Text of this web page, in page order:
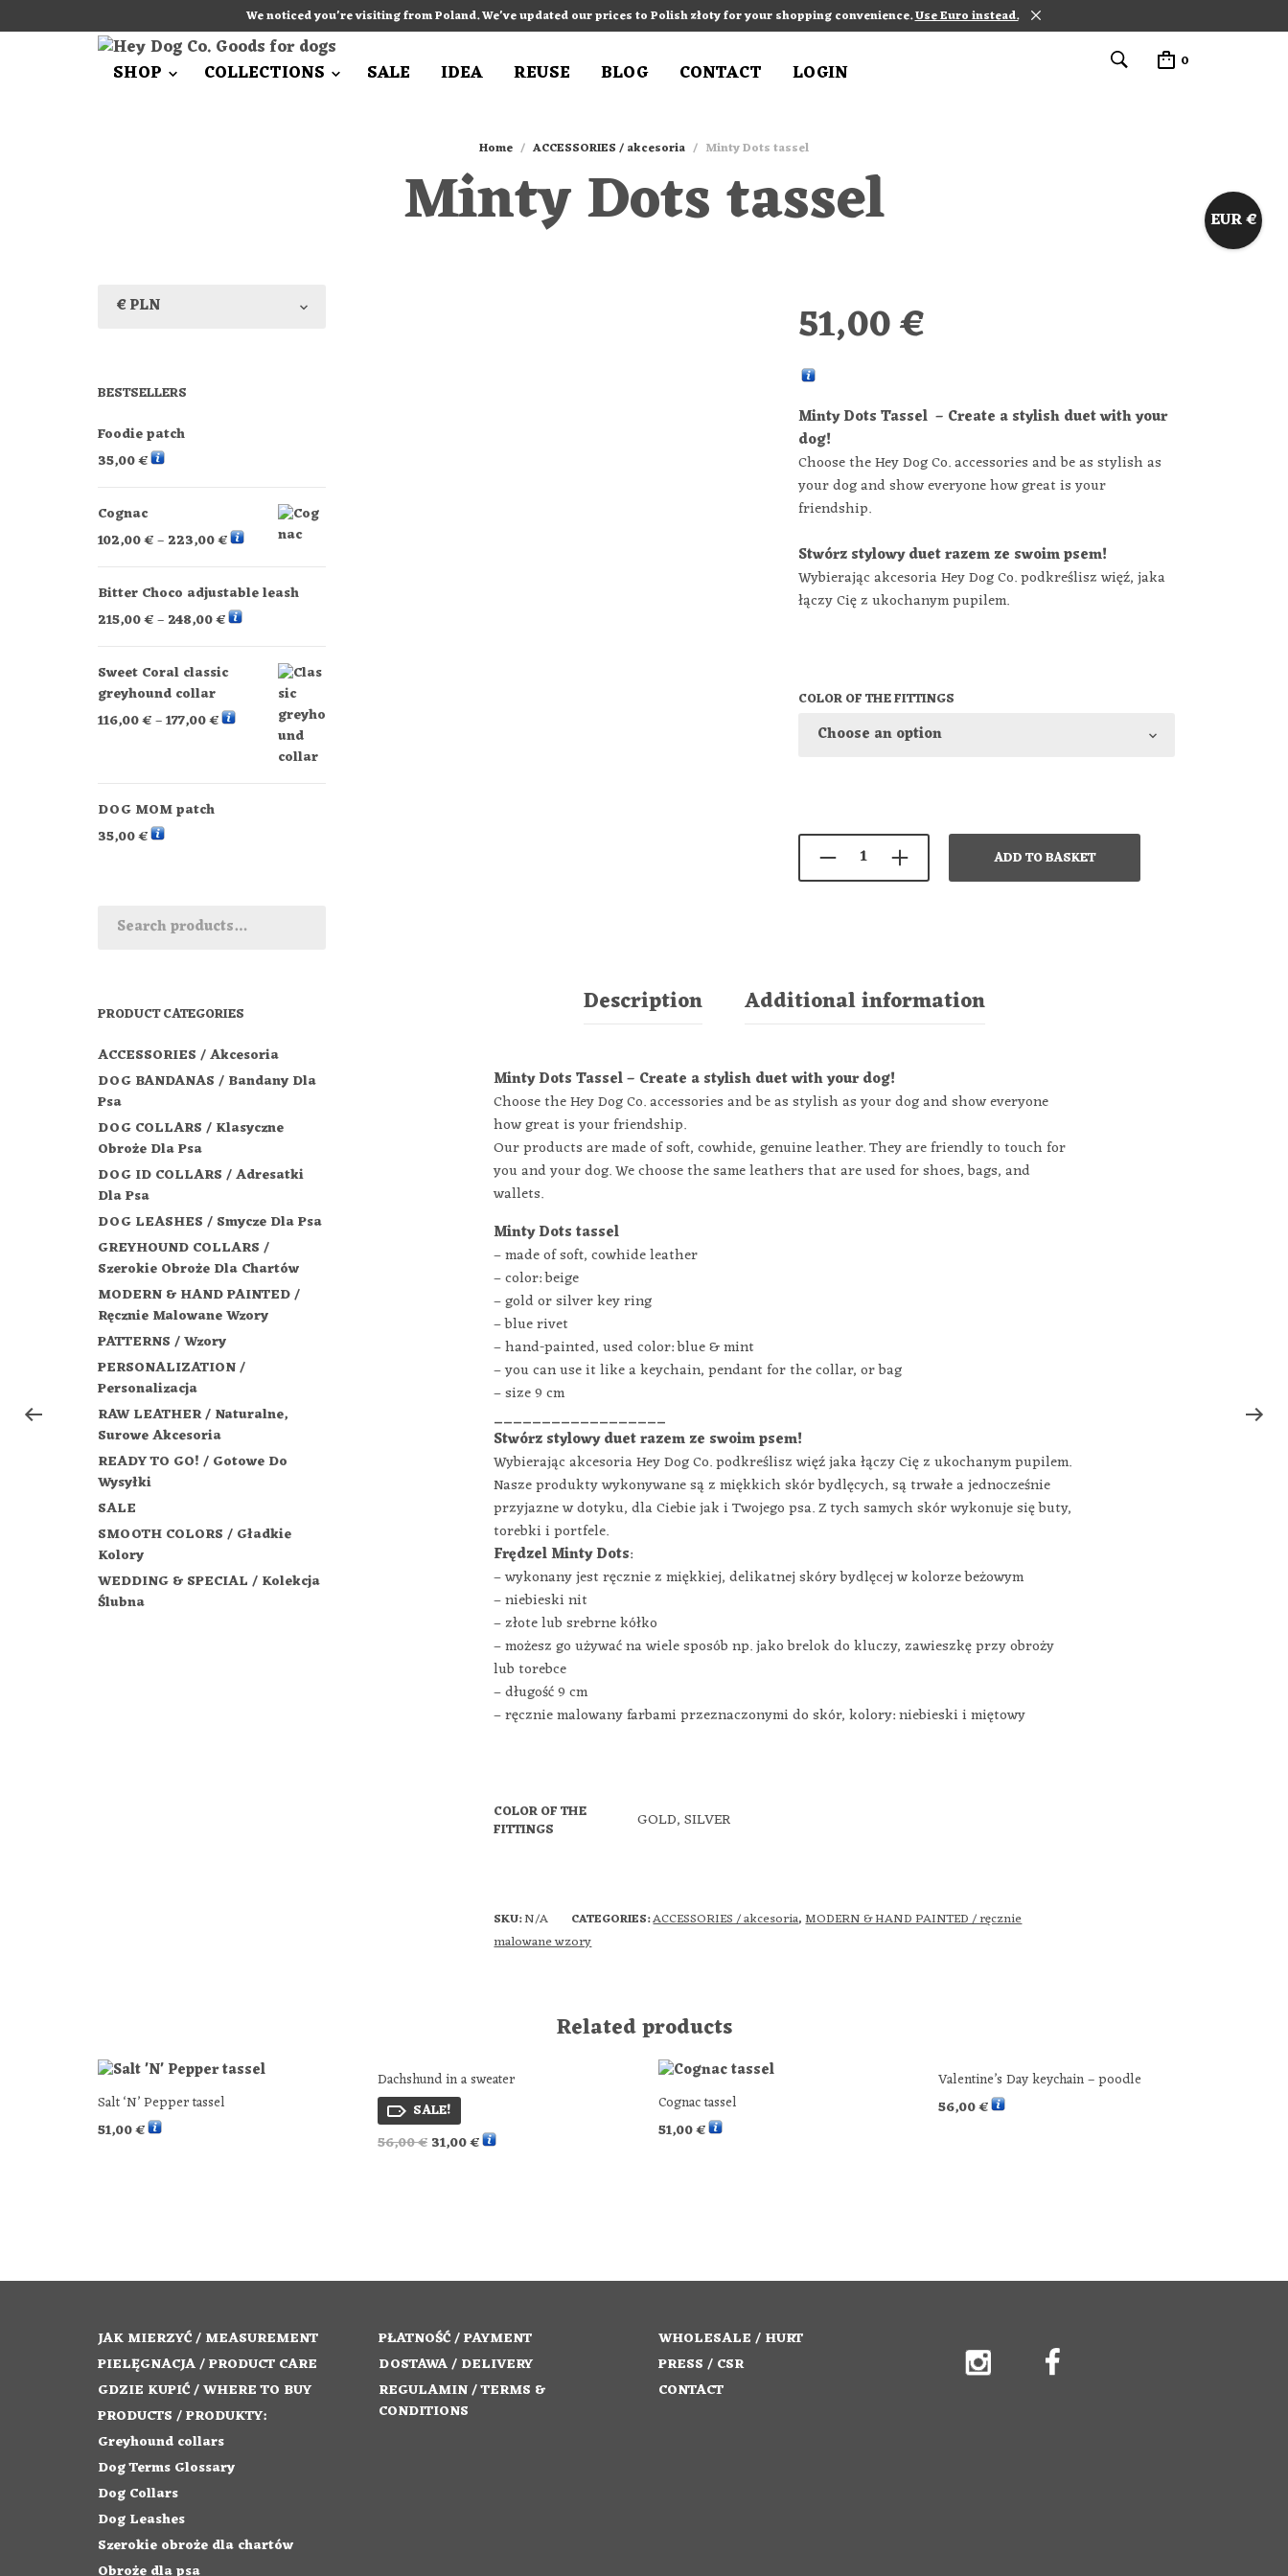
We noticed you're visiting from Poland. We've updated our prices to Polish złoty for your shopping convenience.Use Euro instead.
SHOP COLLECTIONS SALE IDEA REUSE BLOG CONTACT LOGIN 0
Home / ACCESSORIES / akcesoria / Minty Dots tassel
Minty Dots tassel
BESTSELLERS
Foodie patch
35,00€
Cognac
102,00€– 223,00€
Bitter Choco adjustable leash
215,00€– 248,00€
Sweet Coral classic
greyhound collar
116,00€–177,00€
DOG MOM patch
35,00€
PRODUCT CATEGORIES
ACCESSORIES / Akcesoria
DOG BANDANAS / Bandany Dla
Psa
DOG COLLARS / Klasyczne
Obroże Dla Psa
DOG ID COLLARS / Adresatki
Dla Psa
DOG LEASHES / Smycze Dla Psa
GREYHOUND COLLARS /
Szerokie Obroże Dla Chartów
MODERN & HAND PAINTED /
Ręcznie Malowane Wzory
PATTERNS / Wzory
PERSONALIZATION /
Personalizacja
RAW LEATHER / Naturalne,
Surowe Akcesoria
READY TO GO! / Gotowe Do
Wysyłki
SALE
SMOOTH COLORS / Gładkie
Kolory
WEDDING & SPECIAL / Kolekcja
Ślubna
51,00€
Minty Dots Tassel – Create a stylish duet with your
dog!
Choose the Hey Dog Co. accessories and be as stylish as
your dog and show everyone how great is your
friendship.
Stwórz stylowy duet razem ze swoim psem!
Wybierając akcesoria Hey Dog Co. podkreślisz więź, jaka
łączy Cię z ukochanym pupilem.
COLOR OF THE FITTINGS
ADD TO BASKET
Description Additional information
Minty Dots Tassel – Create a stylish duet with your dog!
Choose the Hey Dog Co. accessories and be as stylish as your dog and show everyone
how great is your friendship.
Our products are made of soft, cowhide, genuine leather. They are friendly to touch for
you and your dog. We choose the same leathers that are used for shoes, bags, and
wallets.
Minty Dots tassel
– made of soft, cowhide leather
– color: beige
– gold or silver key ring
– blue rivet
– hand-painted, used color: blue & mint
– you can use it like a keychain, pendant for the collar, or bag
– size 9 cm
__________________
Stwórz stylowy duet razem ze swoim psem!
Wybierając akcesoria Hey Dog Co. podkreślisz więź jaka łączy Cię z ukochanym pupilem.
Nasze produkty wykonywane są z miękkich skór bydlęcych, są trwałe a jednocześnie
przyjazne w dotyku, dla Ciebie jak i Twojego psa. Z tych samych skór wykonuje się buty,
torebki i portfele.
Frędzel Minty Dots:
– wykonany jest ręcznie z miękkiej, delikatnej skóry bydlęcej w kolorze beżowym
– niebieski nit
– złote lub srebrne kółko
– możesz go używać na wiele sposób np. jako brelok do kluczy, zawieszkę przy obroży
lub torebce
– długość 9 cm
– ręcznie malowany farbami przeznaczonymi do skór, kolory: niebieski i miętowy
COLOR OF THE
FITTINGS
GOLD, SILVER
SKU:N/A CATEGORIES:ACCESSORIES / akcesoria,MODERN & HAND PAINTED / ręcznie
malowane wzory
Related products
Salt ‘N’ Pepper tassel
51,00€
Dachshund in a sweater
SALE!
56,00€ Original
31,00€Current
Cognac tassel
51,00€
Valentine’s Day keychain – poodle
56,00€
JAK MIERZYĆ / MEASUREMENT
PIELĘGNACJA / PRODUCT CARE
GDZIE KUPIĆ / WHERE TO BUY
PRODUCTS / PRODUKTY:
Greyhound collars
Dog Terms Glossary
Dog Collars
Dog Leashes
Szerokie obroże dla chartów
PŁATNOŚĆ / PAYMENT
DOSTAWA / DELIVERY
REGULAMIN / TERMS &
CONDITIONS
WHOLESALE / HURT
PRESS / CSR
CONTACT
EUR €